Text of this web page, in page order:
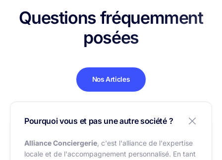
Questions fréquemment
posées
Nos Articles
Pourquoi vous et pas une autre société ?
Alliance Conciergerie , c'est l'alliance de l'expertise
locale et de l'accompagnement personnalisé. En tant